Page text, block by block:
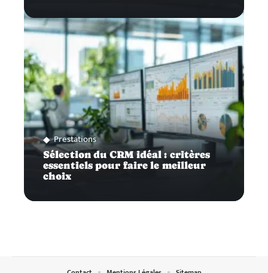
Prestations
Sélection du CRM idéal : critères
essentiels pour faire le meilleur
choix